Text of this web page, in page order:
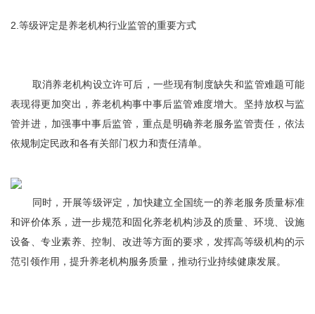
2.等级评定是养老机构行业监管的重要方式
取消养老机构设立许可后，一些现有制度缺失和监管难题可能
表现得更加突出，养老机构事中事后监管难度增大。坚持放权与监
管并进，加强事中事后监管，重点是明确养老服务监管责任，依法
依规制定民政和各有关部门权力和责任清单。
同时，开展等级评定，加快建立全国统一的养老服务质量标准
和评价体系，进一步规范和固化养老机构涉及的质量、环境、设施
设备、专业素养、控制、改进等方面的要求，发挥高等级机构的示
范引领作用，提升养老机构服务质量，推动行业持续健康发展。